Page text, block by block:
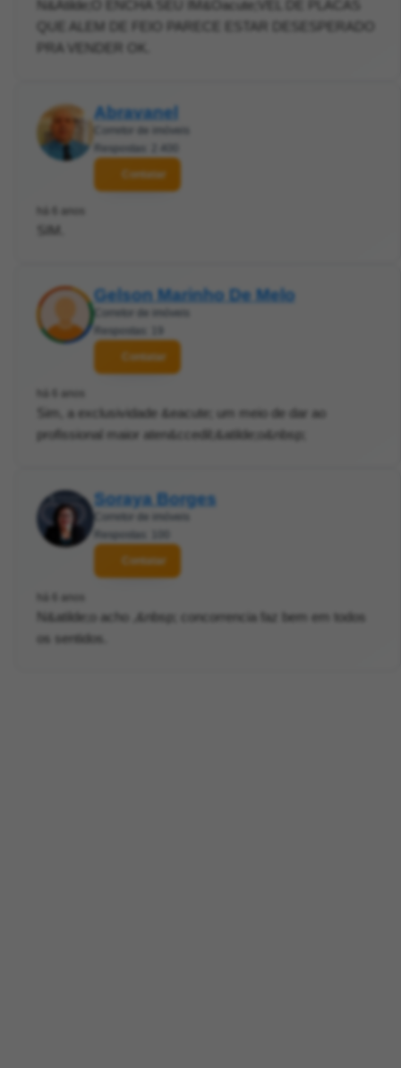
N&Atilde;O ENCHA SEU IM&Oacute;VEL DE PLACAS
QUE ALEM DE FEIO PARECE ESTAR DESESPERADO
PRA VENDER OK.
Abravanel
Contatar
SIM.
Gelson Marinho De Melo
Contatar
Sim, a exclusividade &eacute; um meio de dar ao
profissional maior aten&ccedil;&atilde;o&nbsp;
Soraya Borges
Contatar
N&atilde;o acho ,&nbsp; concorrencia faz bem em todos
os sentidos.